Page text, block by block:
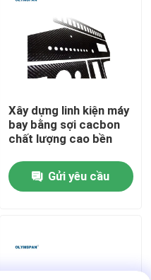
Xây dựng linh kiện máy
bay bằng sợi cacbon
chất lượng cao bền
Gửi yêu cầu